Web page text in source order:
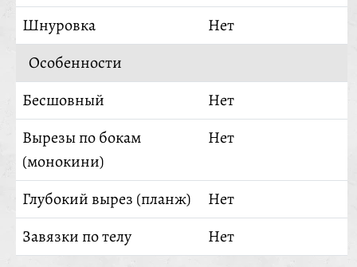
Шнуровка
Нет
Особенности
Бесшовный
Нет
Вырезы по бокам
(монокини)
Нет
Глубокий вырез (планж)
Нет
Завязки по телу
Нет